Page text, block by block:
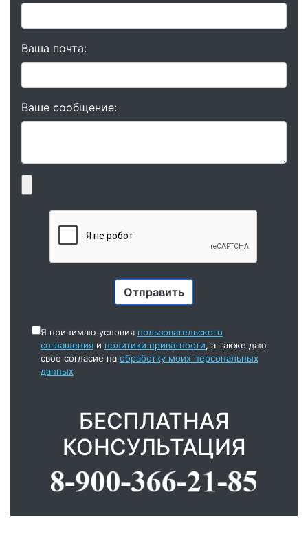
Ваша почта:
Ваше сообщение:
Я принимаю условия пользовательского
соглашенияи политики приватности, а также даю
свое согласие на обработку моих персональных
данных
БЕСПЛАТНАЯ
КОНСУЛЬТАЦИЯ